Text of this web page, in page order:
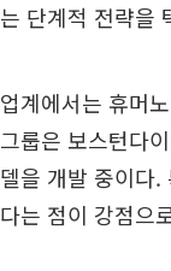
는 단계적 전략을
업계에서는 휴머
그룹은 보스턴다
델을 개발 중이다.
다는 점이 강점으